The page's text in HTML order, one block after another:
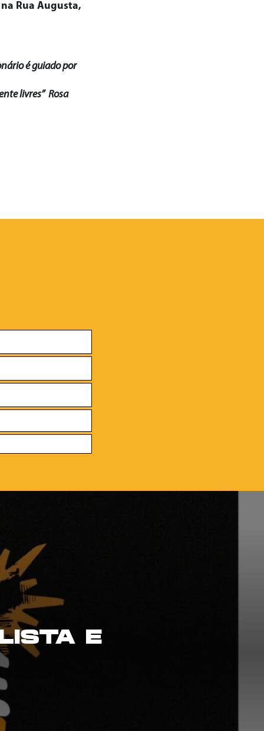
Rua Augusta,
é guiado por
livres” Rosa
E